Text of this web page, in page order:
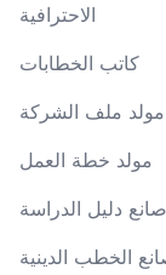
الاحترافية
كاتب الخطابات
مولد ملف الشركة
مولد خطة العمل
صانع دليل الدراسة
الخطب الدينية